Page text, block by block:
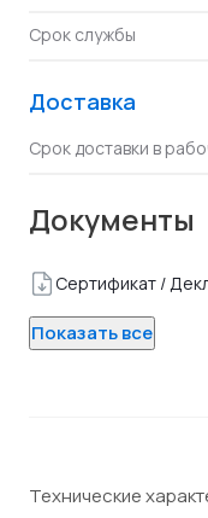
Срок службы
Доставка
Срок доставки в
Документы
Сертификат /
Показать все
Технические